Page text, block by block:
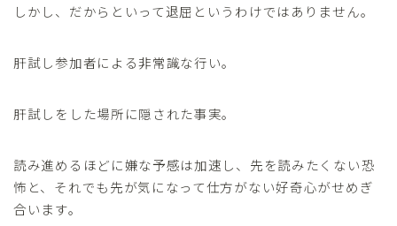
しかし、だからといって退屈というわけではありません。
肝試し参加者による非常識な行い。
肝試しをした場所に隠された事実。
読み進めるほどに嫌な予感は加速し、先を読みたくない恐
怖と、それでも先が気になって仕方がない好奇心がせめぎ
合います。